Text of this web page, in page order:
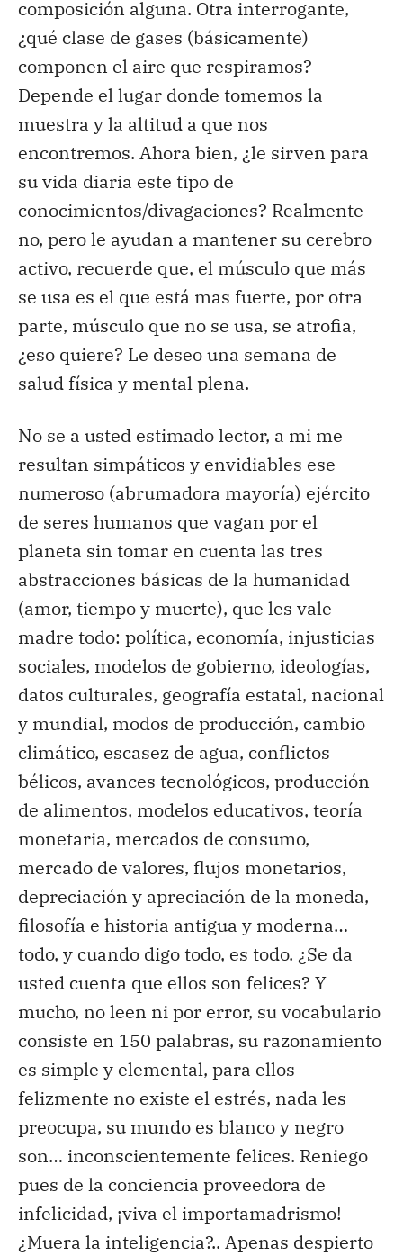
composición alguna. Otra interrogante,
¿qué clase de gases (básicamente)
componen el aire que respiramos?
Depende el lugar donde tomemos la
muestra y la altitud a que nos
encontremos. Ahora bien, ¿le sirven para
su vida diaria este tipo de
conocimientos/divagaciones? Realmente
no, pero le ayudan a mantener su cerebro
activo, recuerde que, el músculo que más
se usa es el que está mas fuerte, por otra
parte, músculo que no se usa, se atrofia,
¿eso quiere? Le deseo una semana de
salud física y mental plena.
No se a usted estimado lector, a mi me
resultan simpáticos y envidiables ese
numeroso (abrumadora mayoría) ejército
de seres humanos que vagan por el
planeta sin tomar en cuenta las tres
abstracciones básicas de la humanidad
(amor, tiempo y muerte), que les vale
madre todo: política, economía, injusticias
sociales, modelos de gobierno, ideologías,
datos culturales, geografía estatal, nacional
y mundial, modos de producción, cambio
climático, escasez de agua, conflictos
bélicos, avances tecnológicos, producción
de alimentos, modelos educativos, teoría
monetaria, mercados de consumo,
mercado de valores, flujos monetarios,
depreciación y apreciación de la moneda,
filosofía e historia antigua y moderna…
todo, y cuando digo todo, es todo. ¿Se da
usted cuenta que ellos son felices? Y
mucho, no leen ni por error, su vocabulario
consiste en 150 palabras, su razonamiento
es simple y elemental, para ellos
felizmente no existe el estrés, nada les
preocupa, su mundo es blanco y negro
son… inconscientemente felices. Reniego
pues de la conciencia proveedora de
infelicidad, ¡viva el importamadrismo!
¿Muera la inteligencia?.. Apenas despierto